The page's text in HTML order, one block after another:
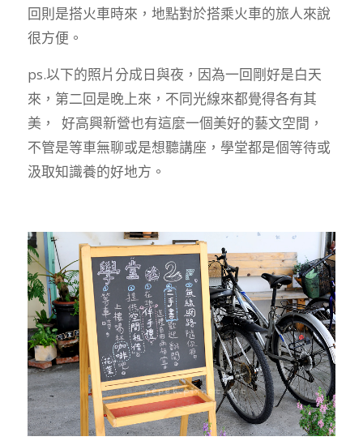
回則是搭火車時來，地點對於搭乘火車的旅人來說
很方便。
ps.以下的照片分成日與夜，因為一回剛好是白天
來，第二回是晚上來，不同光線來都覺得各有其
美， 好高興新營也有這麼一個美好的藝文空間，
不管是等車無聊或是想聽講座，學堂都是個等待或
汲取知識養的好地方。